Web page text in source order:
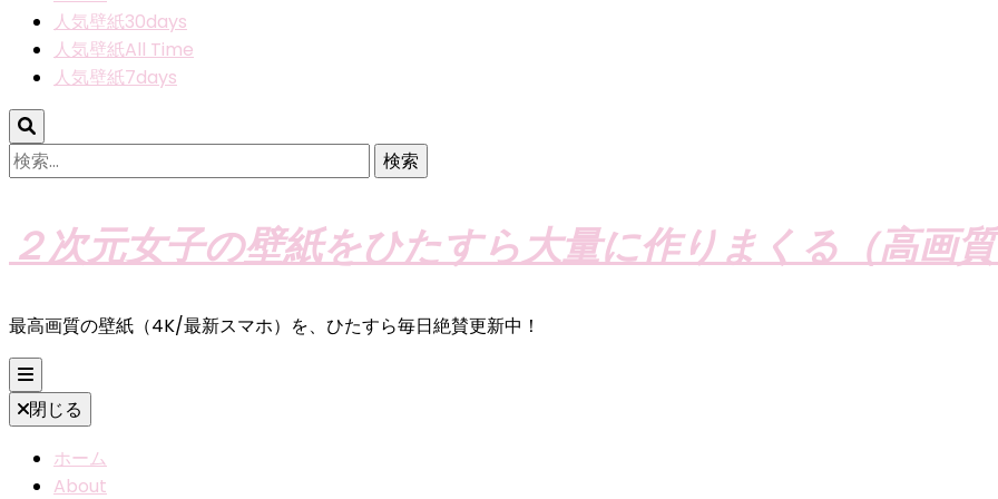
人気壁紙30days
人気壁紙All Time
人気壁紙7days
検
索:
２次元女子の壁紙をひたすら大量に作りまくる（高画
最高画質の壁紙（4K/最新スマホ）を、ひたすら毎日絶賛更新中！
閉じる
ホーム
About